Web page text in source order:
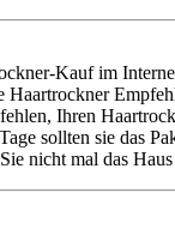
Kauf im
Haartrockner
Ihren
sollten sie das
nicht mal das